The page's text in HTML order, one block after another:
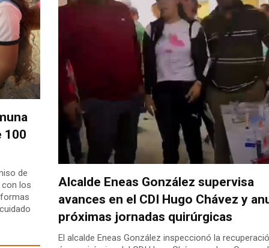
100
de
los
Alcalde Eneas González supervisa
avances en el CDI Hugo Chávez y
próximas jornadas quirúrgicas
El alcalde Eneas González inspeccionó la